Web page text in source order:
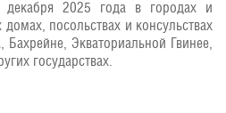
2025 года в городах и
посольствах и консульствах
Экваториальной Гвинее,
государствах.